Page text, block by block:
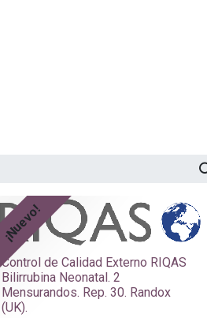
Control de Calidad Externo RIQAS
Bilirrubina Neonatal. 2
Mensurandos. Rep. 30. Randox
(UK).
¡Nuevo!